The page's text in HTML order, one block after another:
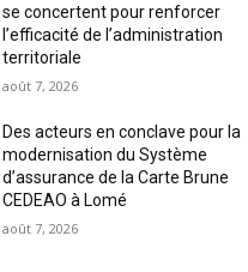
se concertent pour renforcer
l’efficacité de l’administration
territoriale
août 7, 2026
Des acteurs en conclave pour la
modernisation du Système
d’assurance de la Carte Brune
CEDEAO à Lomé
août 7, 2026